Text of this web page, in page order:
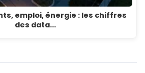
emploi, énergie : les chiffres
des data…